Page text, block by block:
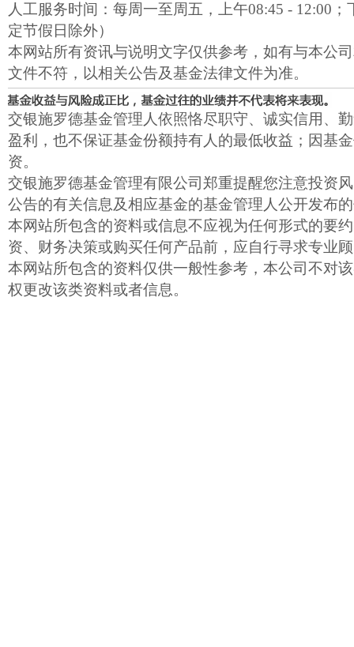
人工服务时间：每周一至周五，上午08:45 - 12:00；
定节假日除外）
本网站所有资讯与说明文字仅供参考，如有与本公
文件不符，以相关公告及基金法律文件为准。
交银施罗德基金管理人依照恪尽职守、诚实信用、
盈利，也不保证基金份额持有人的最低收益；因基
资。
交银施罗德基金管理有限公司郑重提醒您注意投资
公告的有关信息及相应基金的基金管理人公开发布
本网站所包含的资料或信息不应视为任何形式的要
资、财务决策或购买任何产品前，应自行寻求专业
本网站所包含的资料仅供一般性参考，本公司不对
权更改该类资料或者信息。